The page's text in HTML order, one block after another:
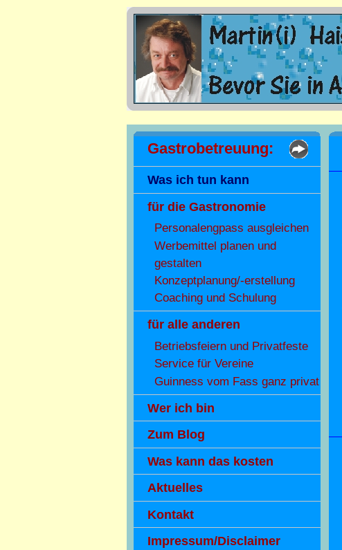
Gastrobetreuung:
Was ich tun kann
für die Gastronomie
Personalengpass ausgleichen
Werbemittel planen und
gestalten
Konzeptplanung/-erstellung
Coaching und Schulung
für alle anderen
Betriebsfeiern und Privatfeste
Service für Vereine
Guinness vom Fass ganz privat
Wer ich bin
Zum Blog
Was kann das kosten
Aktuelles
Kontakt
Impressum/Disclaimer